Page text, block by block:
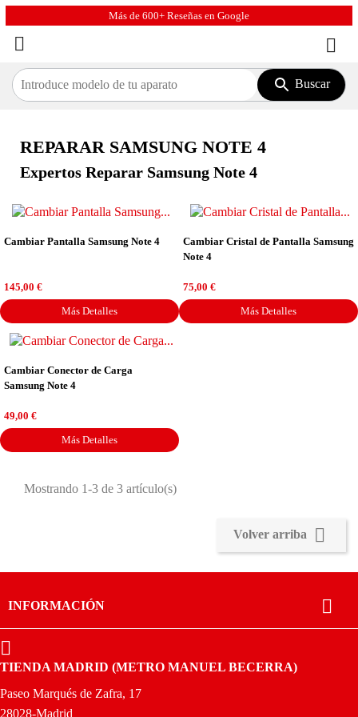
Más de 600+ Reseñas en Google
 
Buscar
REPARAR SAMSUNG NOTE 4
Expertos Reparar Samsung Note 4
Cambiar Pantalla Samsung Note 4
145,00 €
Más Detalles
Cambiar Cristal de Pantalla Samsung
Note 4
75,00 €
Más Detalles
Cambiar Conector de Carga
Samsung Note 4
49,00 €
Más Detalles
Mostrando 1-3 de 3 artículo(s)
Volver arriba 
INFORMACIÓN 

TIENDA MADRID (METRO MANUEL BECERRA)
Paseo Marqués de Zafra, 17
28028-Madrid